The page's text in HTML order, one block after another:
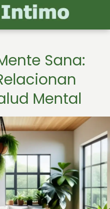
Sana:
Mental